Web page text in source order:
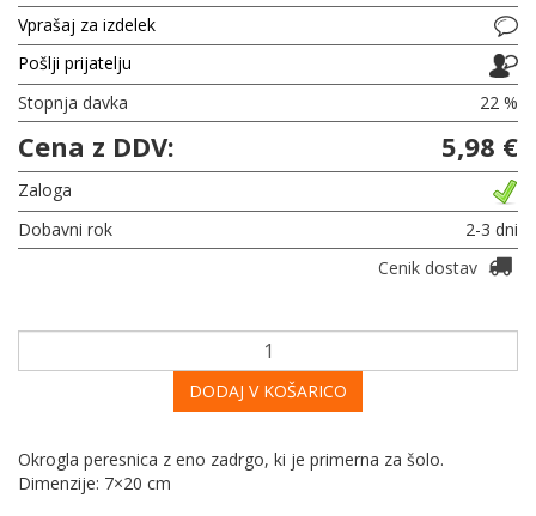
Vprašaj za izdelek
Pošlji prijatelju
Stopnja davka
22 %
Cena z DDV: 5,98 €
Zaloga
Dobavni rok
2-3 dni
Cenik dostav
DODAJ V KOŠARICO
Okrogla peresnica z eno zadrgo, ki je primerna za šolo.
Dimenzije: 7×20 cm